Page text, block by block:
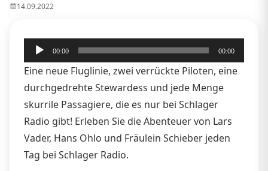
14.09.2022
Audio-
Player
00:00 00:00
Eine neue Fluglinie, zwei verrückte Piloten, eine
durchgedrehte Stewardess und jede Menge
skurrile Passagiere, die es nur bei Schlager
Radio gibt! Erleben Sie die Abenteuer von Lars
Vader, Hans Ohlo und Fräulein Schieber jeden
Tag bei Schlager Radio.